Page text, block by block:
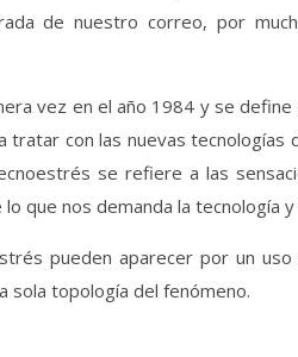
de nuestro correo, por
vez en el año 1984 y se
tratar con las nuevas tecnologías
se refiere a las
que nos demanda la tecnología
pueden aparecer por un
sola topología del fenómeno.